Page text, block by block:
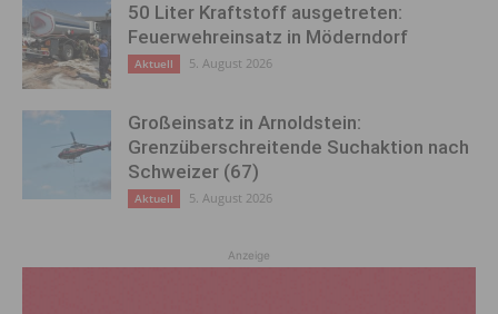
50 Liter Kraftstoff ausgetreten:
Feuerwehreinsatz in Möderndorf
Aktuell 5. August 2026
Großeinsatz in Arnoldstein:
Grenzüberschreitende Suchaktion nach
Schweizer (67)
Aktuell 5. August 2026
Anzeige